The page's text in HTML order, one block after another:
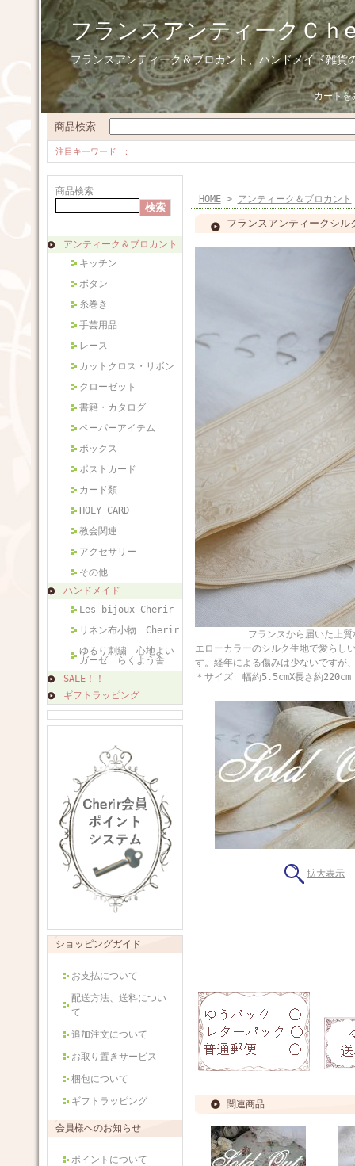
フランスアンティークＣｈ
フランスアンティーク＆ブロカント、ハンドメイド雑貨
カートを
商品検索
注目キーワード
商品検索
アンティーク＆ブロカント
キッチン
ボタン
糸巻き
手芸用品
レース
カットクロス・リボン
クローゼット
書籍・カタログ
ペーパーアイテム
ボックス
ポストカード
カード類
HOLY CARD
教会関連
アクセサリー
その他
ハンドメイド
Les bijoux Cherir
リネン布小物 Cherir
ゆるり刺繍 心地よい
ガーゼ らくよう舎
SALE！！
ギフトラッピング
ショッピングガイド
お支払について
配送方法、送料につい
て
追加注文について
お取り置きサービス
梱包について
ギフトラッピング
会員様へのお知らせ
ポイントについて
HOME> アンティーク＆ブロカント
フランスアンティークシル
フランスから届いた上質なアン
エローカラーのシルク生地で愛らし
す。経年による傷みは少ないです
＊サイズ 幅約5.5cmX長さ約
拡大表示
関連商品